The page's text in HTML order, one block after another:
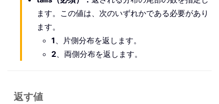
ます。この値は、次のいずれかである必要があり
ます。
1 、片側分布を返します。
2 、両側分布を返します。
返す値